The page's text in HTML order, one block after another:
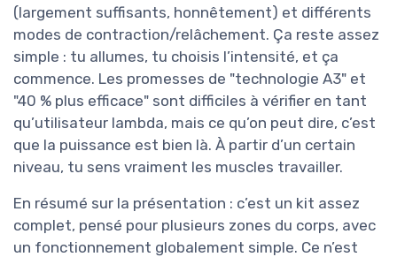
(largement suffisants, honnêtement) et différents
modes de contraction/relâchement. Ça reste assez
simple : tu allumes, tu choisis l’intensité, et ça
commence. Les promesses de "technologie A3" et
"40 % plus efficace" sont difficiles à vérifier en tant
qu’utilisateur lambda, mais ce qu’on peut dire, c’est
que la puissance est bien là. À partir d’un certain
niveau, tu sens vraiment les muscles travailler.
En résumé sur la présentation : c’est un kit assez
complet, pensé pour plusieurs zones du corps, avec
un fonctionnement globalement simple. Ce n’est